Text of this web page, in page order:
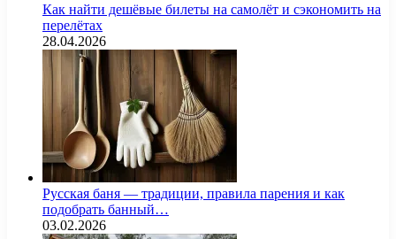
Как найти дешёвые билеты на самолёт и сэкономить на
перелётах
28.04.2026
Русская баня — традиции, правила парения и как
подобрать банный…
03.02.2026